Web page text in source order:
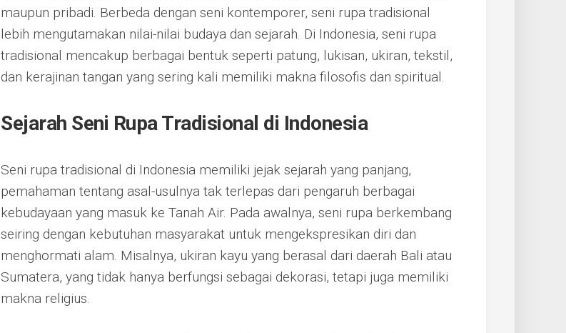
maupun pribadi. Berbeda dengan seni kontemporer, seni rupa tradisional
lebih mengutamakan nilai-nilai budaya dan sejarah. Di Indonesia, seni rupa
tradisional mencakup berbagai bentuk seperti patung, lukisan, ukiran, tekstil,
dan kerajinan tangan yang sering kali memiliki makna filosofis dan spiritual.
Sejarah Seni Rupa Tradisional di Indonesia
Seni rupa tradisional di Indonesia memiliki jejak sejarah yang panjang,
pemahaman tentang asal-usulnya tak terlepas dari pengaruh berbagai
kebudayaan yang masuk ke Tanah Air. Pada awalnya, seni rupa berkembang
seiring dengan kebutuhan masyarakat untuk mengekspresikan diri dan
menghormati alam. Misalnya, ukiran kayu yang berasal dari daerah Bali atau
Sumatera, yang tidak hanya berfungsi sebagai dekorasi, tetapi juga memiliki
makna religius.